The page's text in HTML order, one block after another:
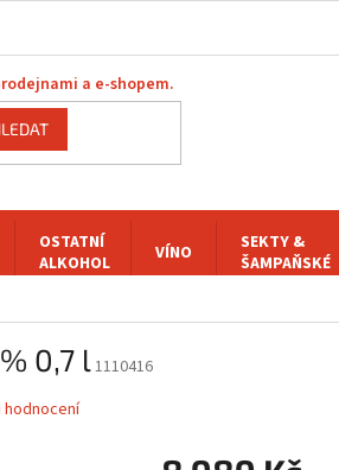
a e-shopem.
OSTATNÍ
ALKOHOL
VÍNO
SEKTY &
ŠAMPAŇSKÉ
0,7 l1110416